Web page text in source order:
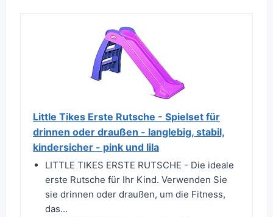
Little Tikes Erste Rutsche - Spielset für
drinnen oder draußen - langlebig, stabil,
kindersicher - pink und lila
LITTLE TIKES ERSTE RUTSCHE - Die ideale
erste Rutsche für Ihr Kind. Verwenden Sie
sie drinnen oder draußen, um die Fitness,
das...